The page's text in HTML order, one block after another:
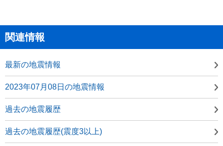
関連情報
最新の地震情報
2023年07月08日の地震情報
過去の地震履歴
過去の地震履歴(震度3以上)